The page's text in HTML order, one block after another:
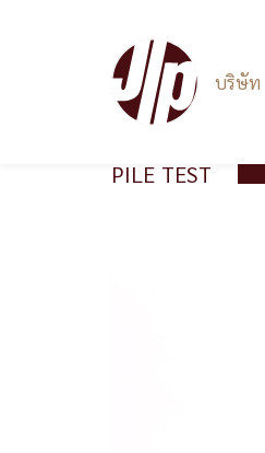
บริษัท
PILE TEST